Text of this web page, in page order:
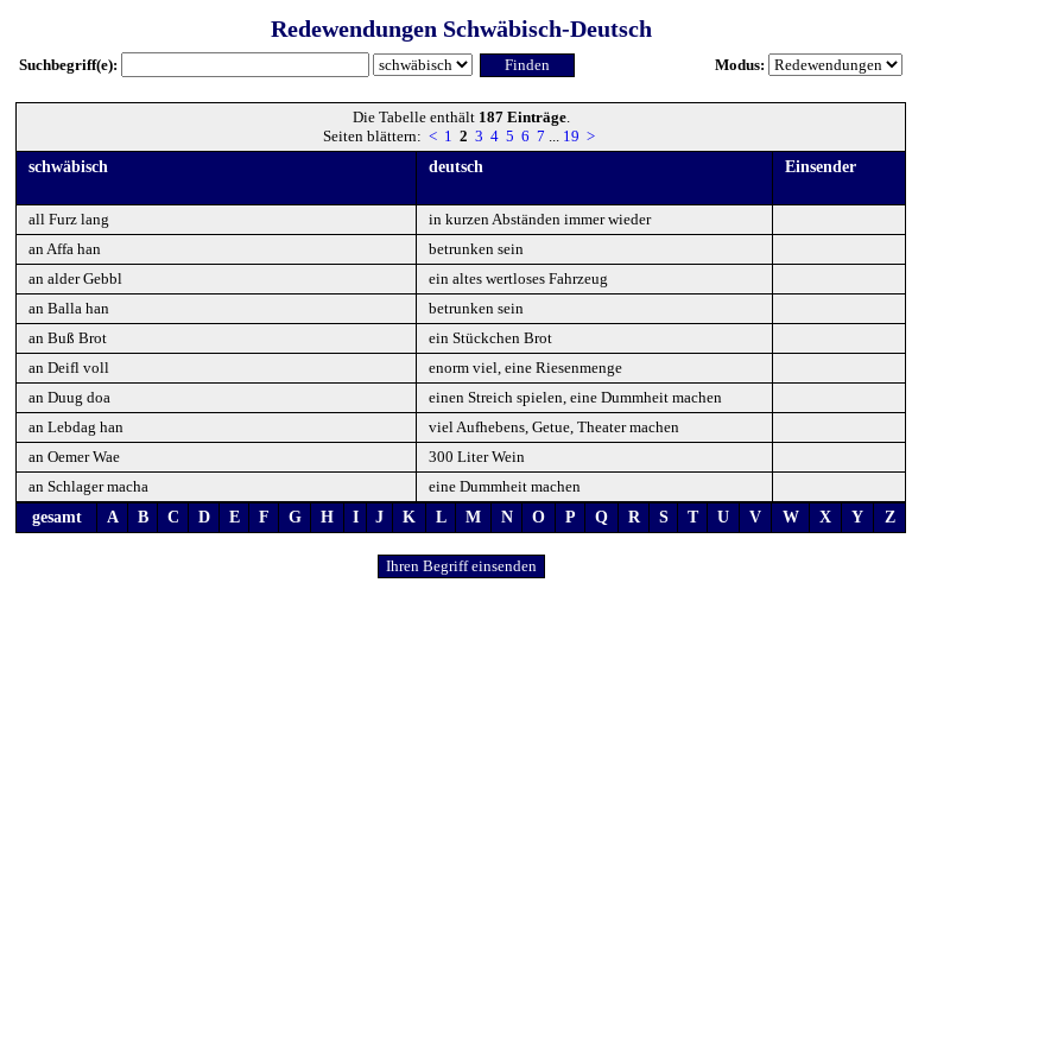
Redewendungen Schwäbisch-Deutsch
Suchbegriff(e): Modus:
Die Tabelle enthält 187 Einträge.
Seiten blättern: < 1 2 3 4 5 6 7 ... 19 >
schwäbisch
deutsch Einsender
all Furz lang
in kurzen Abständen immer wieder
an Affa han
betrunken sein
an alder Gebbl
ein altes wertloses Fahrzeug
an Balla han
betrunken sein
an Buß Brot
ein Stückchen Brot
an Deifl voll
enorm viel, eine Riesenmenge
an Duug doa
einen Streich spielen, eine Dummheit machen
an Lebdag han
viel Aufhebens, Getue, Theater machen
an Oemer Wae
300 Liter Wein
an Schlager macha
eine Dummheit machen
gesamt
A B C D E F G H I J K L M N O P Q R S T U V W X Y Z